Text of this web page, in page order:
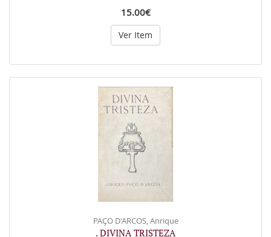
15.00€
Ver Item
PAÇO D'ARCOS, Anrique
. DIVINA TRISTEZA